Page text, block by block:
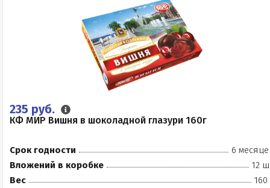
235 руб.
КФ МИР Вишня в шоколадной глазури 160г
Срок годности
6
Вложений в коробке
12
Вес
160